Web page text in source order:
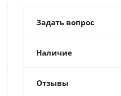
Задать вопрос
Наличие
Отзывы